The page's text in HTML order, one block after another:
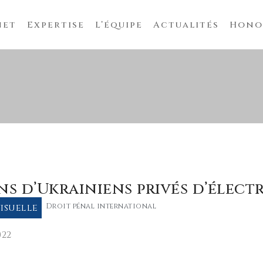
Expertise L’équipe Actualités
d’Ukrainiens privés
Droit pénal international